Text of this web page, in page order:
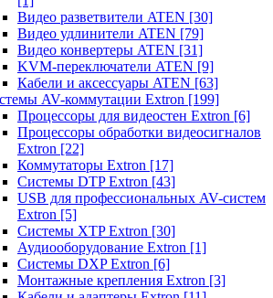
Видео разветвители ATEN [30]
Видео удлинители ATEN [79]
Видео конвертеры ATEN [31]
KVM-переключатели ATEN [9]
Кабели и аксессуары ATEN [63]
AV-коммутации Extron [199]
Процессоры для видеостен Extron [6]
Процессоры обработки видеосигналов
Extron [22]
Коммутаторы Extron [17]
Системы DTP Extron [43]
USB для профессиональных AV-систем
Extron [5]
Системы XTP Extron [30]
Аудиооборудование Extron [1]
Системы DXP Extron [6]
Монтажные крепления Extron [3]